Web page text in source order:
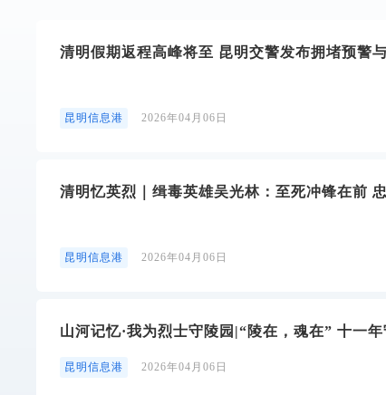
清明假期返程高峰将至 昆明交警发布拥堵预警
昆明信息港 2026年04月06日
清明忆英烈｜缉毒英雄吴光林：至死冲锋在前
昆明信息港 2026年04月06日
山河记忆·我为烈士守陵园|“陵在，魂在” 十一
昆明信息港 2026年04月06日